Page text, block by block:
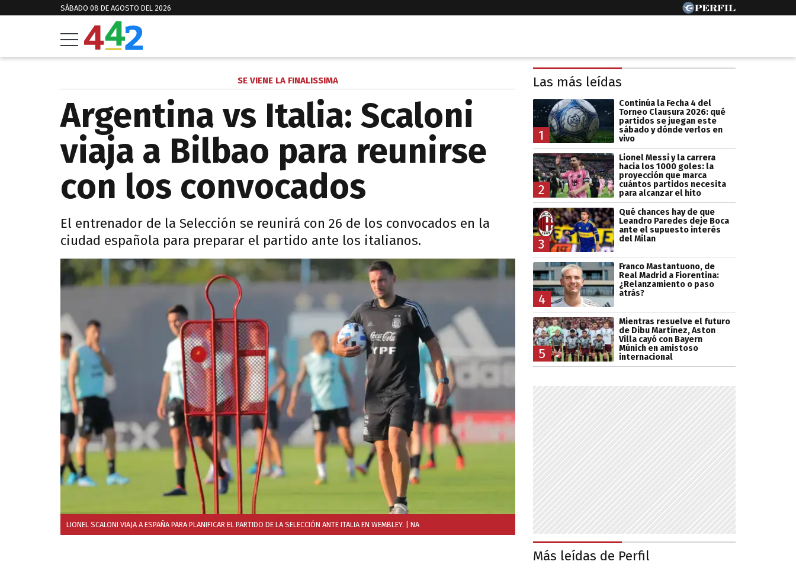
SÁBADO 08 DE AGOSTO DEL 2026
SE VIENE LA FINALISSIMA
Argentina vs Italia: Scaloni
viaja a Bilbao para reunirse
con los convocados
El entrenador de la Selección se reunirá con 26 de los convocados en la
ciudad española para preparar el partido ante los italianos.
LIONEL SCALONI VIAJA A ESPAÑA PARA PLANIFICAR EL PARTIDO DE LA SELECCIÓN ANTE ITALIA EN WEMBLEY. | NA
Las más leídas
1
Continúa la Fecha 4 del
Torneo Clausura 2026: qué
partidos se juegan este
sábado y dónde verlos en
vivo
2
Lionel Messi y la carrera
hacia los 1000 goles: la
proyección que marca
cuántos partidos necesita
para alcanzar el hito
3
Qué chances hay de que
Leandro Paredes deje Boca
ante el supuesto interés
del Milan
4
Franco Mastantuono, de
Real Madrid a Fiorentina:
¿Relanzamiento o paso
atrás?
5
Mientras resuelve el futuro
de Dibu Martínez, Aston
Villa cayó con Bayern
Múnich en amistoso
internacional
Más leídas de Perfil